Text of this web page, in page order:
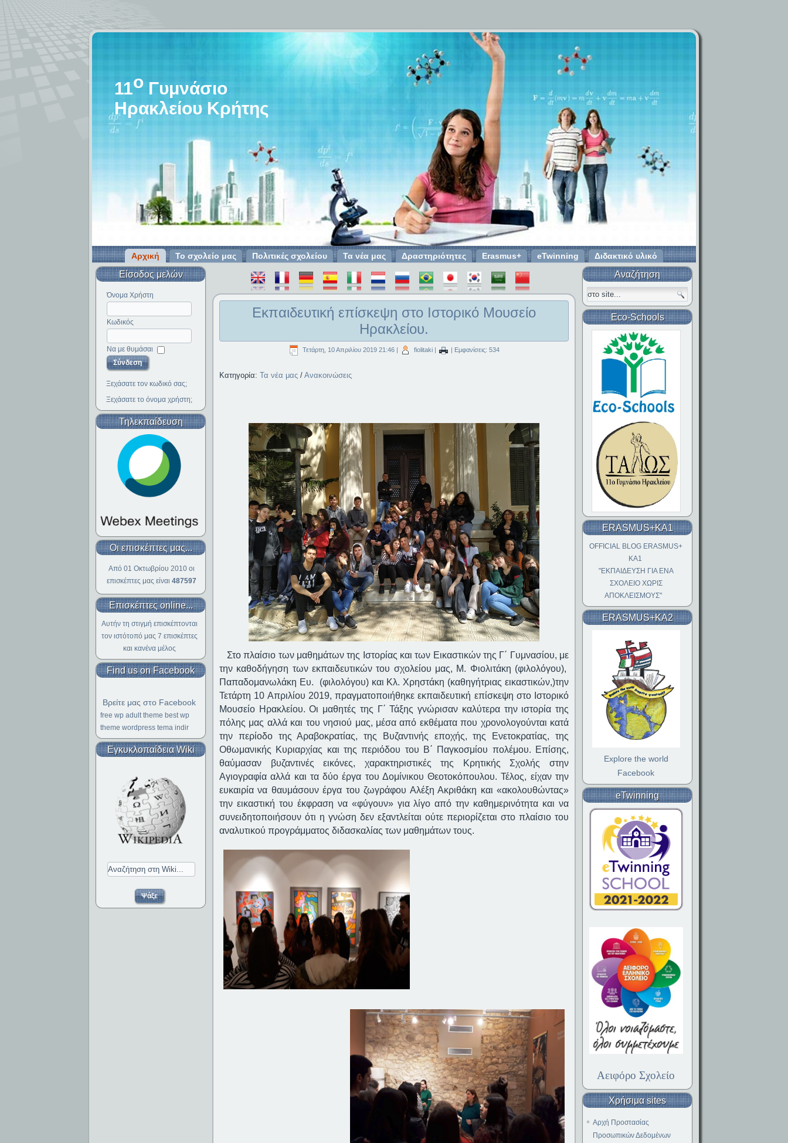
11o Γυμνάσιο
Ηρακλείου Κρήτης
Αρχική Το σχολείο μας Πολιτικές σχολείου Τα νέα μας Δραστηριότητες Erasmus+ eTwinning Διδακτικό υλικό
Είσοδος μελών
Όνομα Χρήστη
Κωδικός
Να με θυμάσαι
Ξεχάσατε τον κωδικό σας;
Ξεχάσατε το όνομα χρήστη;
Τηλεκπαίδευση
Οι επισκέπτες μας...
Από 01 Οκτωβρίου 2010 οι
επισκέπτες μας είναι487597
Επισκέπτες online...
Αυτήν τη στιγμή επισκέπτονται
τον ιστότοπό μας 7 επισκέπτες
και κανένα μέλος
Find us on Facebook
Βρείτε μας στο Facebook
free wp adult theme best wp
theme wordpress tema indir
Εγκυκλοπαίδεια Wiki
Εκπαιδευτική επίσκεψη στο Ιστορικό Μουσείο
Ηρακλείου.
Τετάρτη, 10 Απριλίου 2019 21:46 | fiolitaki | | Εμφανίσεις: 534
Κατηγορία: Τα νέα μας / Ανακοινώσεις
Στο πλαίσιο των μαθημάτων της Ιστορίας και των Εικαστικών της Γ΄ Γυμνασίου, με
την καθοδήγηση των εκπαιδευτικών του σχολείου μας, Μ. Φιολιτάκη (φιλολόγου),
Παπαδομανωλάκη Ευ.
(φιλολόγου) και Κλ. Χρηστάκη (καθηγήτριας εικαστικών,)την
Τετάρτη 10 Απριλίου 2019, πραγματοποιήθηκε εκπαιδευτική επίσκεψη στο Ιστορικό
Μουσείο Ηρακλείου. Οι μαθητές της Γ΄ Τάξης γνώρισαν καλύτερα την ιστορία της
πόλης μας αλλά και του νησιού μας, μέσα από εκθέματα που χρονολογούνται κατά
την περίοδο της Αραβοκρατίας, της Βυζαντινής εποχής, της Ενετοκρατίας, της
Οθωμανικής Κυριαρχίας και της περιόδου του Β΄ Παγκοσμίου πολέμου. Επίσης,
θαύμασαν βυζαντινές εικόνες, χαρακτηριστικές της Κρητικής Σχολής στην
Αγιογραφία αλλά και τα δύο έργα του Δομίνικου Θεοτοκόπουλου. Τέλος, είχαν την
ευκαιρία να θαυμάσουν έργα του ζωγράφου Αλέξη Ακριθάκη και «ακολουθώντας»
την εικαστική του έκφραση να «φύγουν» για λίγο από την καθημερινότητα και να
συνειδητοποιήσουν ότι η γνώση δεν εξαντλείται ούτε περιορίζεται στο πλαίσιο του
αναλυτικού προγράμματος διδασκαλίας των μαθημάτων τους.
Αναζήτηση
Eco-Schools
ERASMUS+KA1
OFFICIAL BLOG ERASMUS+
KA1
"ΕΚΠΑΙΔΕΥΣΗ ΓΙΑ ΕΝΑ
ΣΧΟΛΕΙΟ ΧΩΡΙΣ
ΑΠΟΚΛΕΙΣΜΟΥΣ"
ERASMUS+KA2
Explore the world
Facebook
eTwinning
Αειφόρο Σχολείο
Χρήσιμα sites
Αρχή Προστασίας
Προσωπικών Δεδομένων